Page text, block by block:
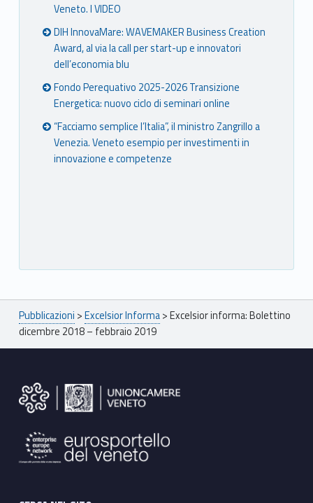
Veneto. I VIDEO
DIH InnovaMare: WAVEMAKER Business Creation
Award, al via la call per start-up e innovatori
dell’economia blu
Fondo Perequativo 2025-2026 Transizione
Energetica: nuovo ciclo di seminari online
“Facciamo semplice l’Italia”, il ministro Zangrillo a
Venezia. Veneto esempio per investimenti in
innovazione e competenze
Breadcrumbs navigation
Pubblicazioni >Excelsior Informa>Excelsior informa: Bolettino
dicembre 2018 – febbraio 2019